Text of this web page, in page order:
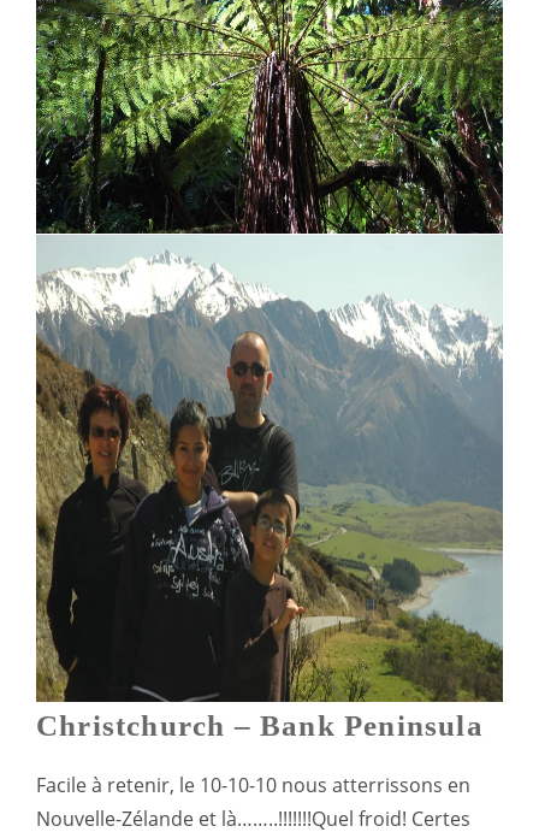
Christchurch – Bank Peninsula
Facile à retenir, le 10-10-10 nous atterrissons en
Nouvelle-Zélande et là……..!!!!!!!Quel froid! Certes